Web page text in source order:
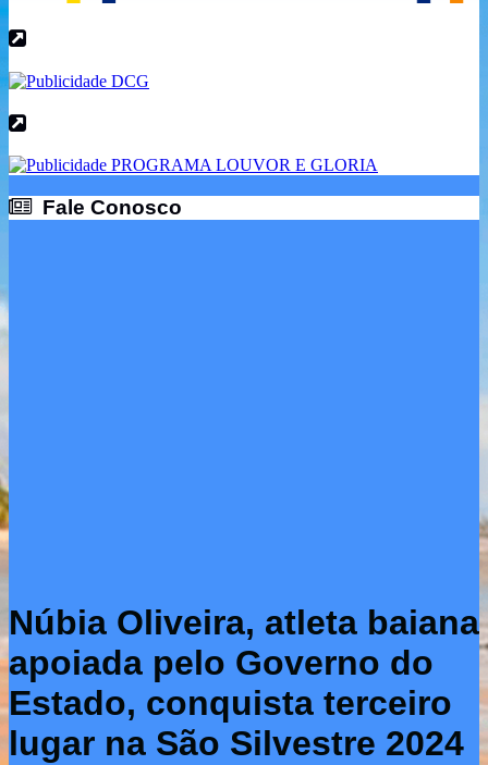
Fale Conosco
Núbia Oliveira, atleta baiana
apoiada pelo Governo do
Estado, conquista terceiro
lugar na São Silvestre 2024